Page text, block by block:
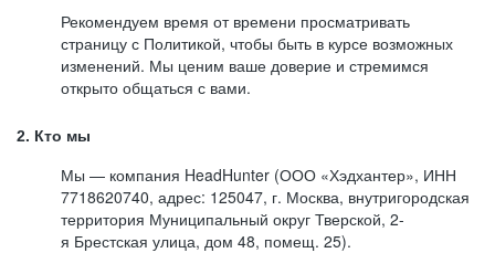
Рекомендуем время от времени просматривать
страницу с Политикой, чтобы быть в курсе возможных
изменений. Мы ценим ваше доверие и стремимся
открыто общаться с вами.
2. Кто мы
Мы — компания HeadHunter (ООО «Хэдхантер», ИНН
7718620740, адрес: 125047, г. Москва, внутригородская
территория Муниципальный округ Тверской, 2-
я Брестская улица, дом 48, помещ. 25).